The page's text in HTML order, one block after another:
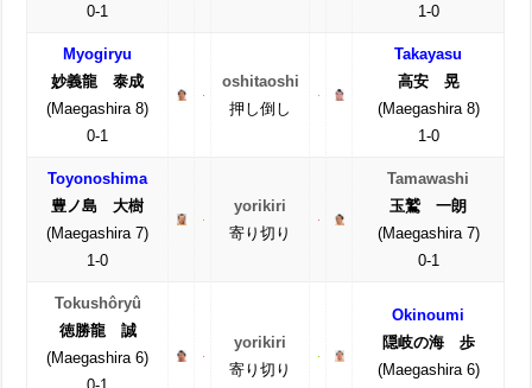
0-1
1-0
Myogiryu
妙義龍 泰成
(Maegashira 8)
0-1
oshitaoshi
押し倒し
Takayasu
高安 晃
(Maegashira 8)
1-0
Toyonoshima
豊ノ島 大樹
(Maegashira 7)
1-0
yorikiri
寄り切り
Tamawashi
玉鷲 一朗
(Maegashira 7)
0-1
Tokushôryû
徳勝龍 誠
(Maegashira 6)
yorikiri
寄り切り
Okinoumi
隠岐の海 歩
(Maegashira 6)